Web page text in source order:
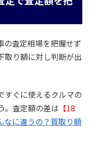
の査定相場を把握せず
取り額に対し判断が出
すぐに使えるクルマの
。査定額の差は 【18
に違うの？買取り額